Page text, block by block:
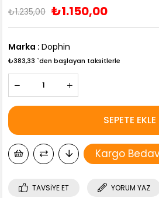
₺1.235,00 ₺1.150,00
Marka : Dophin
₺383,33 `den başlayan taksitlerle
Kargo
TAVSIYE ET YORUM YAZ